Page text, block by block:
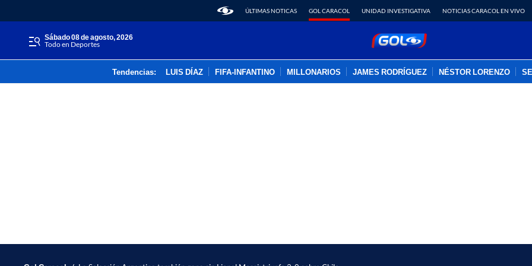
ÚLTIMAS NOTICAS GOL CARACOL UNIDAD INVESTIGATIVA NOTICIAS CARACOL EN VIVO
sábado 08 de agosto, 2026
Todo en Deportes
Tendencias: LUIS DÍAZ FIFA-INFANTINO MILLONARIOS JAMES RODRÍGUEZ NÉSTOR LORENZO